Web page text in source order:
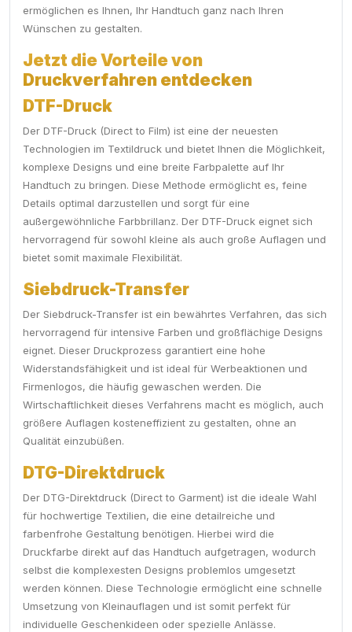
ermöglichen es Ihnen, Ihr Handtuch ganz nach Ihren
Wünschen zu gestalten.
Jetzt die Vorteile von
Druckverfahren entdecken
DTF-Druck
Der DTF-Druck (Direct to Film) ist eine der neuesten
Technologien im Textildruck und bietet Ihnen die Möglichkeit,
komplexe Designs und eine breite Farbpalette auf Ihr
Handtuch zu bringen. Diese Methode ermöglicht es, feine
Details optimal darzustellen und sorgt für eine
außergewöhnliche Farbbrillanz. Der DTF-Druck eignet sich
hervorragend für sowohl kleine als auch große Auflagen und
bietet somit maximale Flexibilität.
Siebdruck-Transfer
Der Siebdruck-Transfer ist ein bewährtes Verfahren, das sich
hervorragend für intensive Farben und großflächige Designs
eignet. Dieser Druckprozess garantiert eine hohe
Widerstandsfähigkeit und ist ideal für Werbeaktionen und
Firmenlogos, die häufig gewaschen werden. Die
Wirtschaftlichkeit dieses Verfahrens macht es möglich, auch
größere Auflagen kosteneffizient zu gestalten, ohne an
Qualität einzubüßen.
DTG-Direktdruck
Der DTG-Direktdruck (Direct to Garment) ist die ideale Wahl
für hochwertige Textilien, die eine detailreiche und
farbenfrohe Gestaltung benötigen. Hierbei wird die
Druckfarbe direkt auf das Handtuch aufgetragen, wodurch
selbst die komplexesten Designs problemlos umgesetzt
werden können. Diese Technologie ermöglicht eine schnelle
Umsetzung von Kleinauflagen und ist somit perfekt für
individuelle Geschenkideen oder spezielle Anlässe.